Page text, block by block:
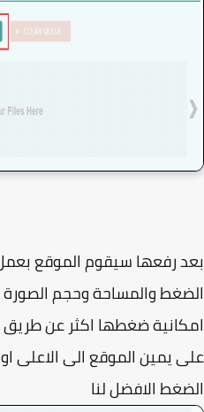
رفعها سيقوم الموقع بعمل
والمساحة وحجم الصورة
ضغطها اكثر عن طريق
يمين الموقع الى الاعلى او
الافضل لنا